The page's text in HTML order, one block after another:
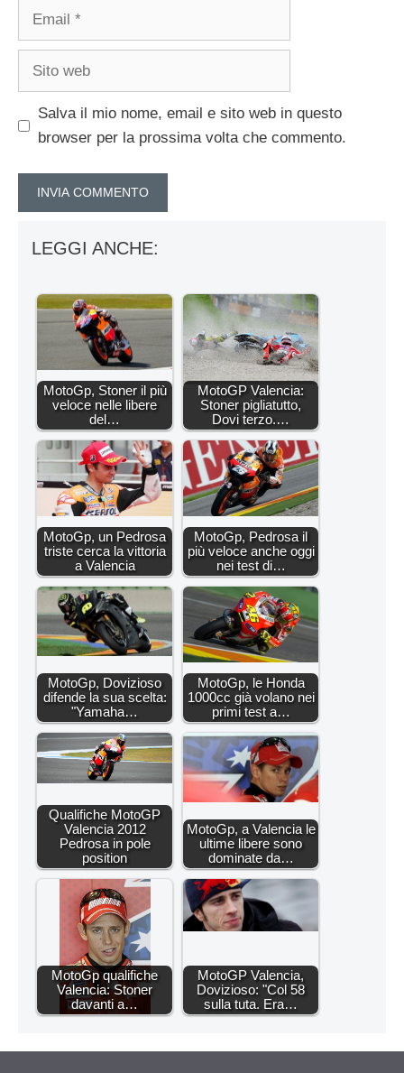
Email
Sito
Salva il mio nome, email e sito web in questo
browser per la prossima volta che commento.
LEGGI ANCHE:
MotoGp, Stoner il più
veloce nelle libere
del…
MotoGP Valencia:
Stoner pigliatutto,
Dovi terzo.…
MotoGp, un Pedrosa
triste cerca la vittoria
a Valencia
MotoGp, Pedrosa il
più veloce anche oggi
nei test di…
MotoGp, Dovizioso
difende la sua scelta:
"Yamaha…
MotoGp, le Honda
1000cc già volano nei
primi test a…
Qualifiche MotoGP
Valencia 2012
Pedrosa in pole
position
MotoGp, a Valencia le
ultime libere sono
dominate da…
MotoGp qualifiche
Valencia: Stoner
davanti a…
MotoGP Valencia,
Dovizioso: "Col 58
sulla tuta. Era…